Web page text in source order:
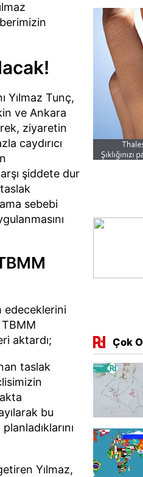
Yılmaz Tunç,
ve Ankara
ziyaretin
caydırıcı
şiddete dur
sebebi
edeceklerini
aktardı;
taslak
bu
Yılmaz,
Çok